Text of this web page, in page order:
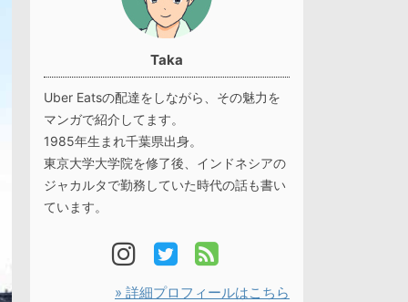
Taka
Uber Eatsの配達をしながら、その魅力を
マンガで紹介してます。
1985年生まれ千葉県出身。
東京大学大学院を修了後、インドネシアの
ジャカルタで勤務していた時代の話も書い
ています。
» 詳細プロフィールはこちら